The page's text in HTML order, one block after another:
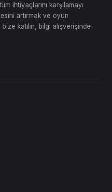
ihtiyaçlarını karşılamayı
artırmak ve oyun
katılın, bilgi alışverişinde